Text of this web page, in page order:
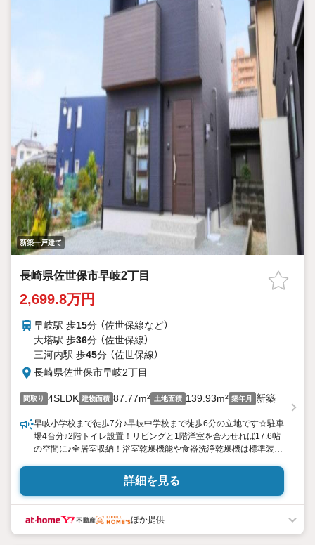
新築一戸建て
長崎県佐世保市早岐2丁目
2,699.8万円
早岐駅 歩15分 （佐世保線など）
大塔駅 歩36分 （佐世保線）
三河内駅 歩45分 （佐世保線）
長崎県佐世保市早岐2丁目
間取り 4SLDK 建物面積 87.77m² 土地面積 139.93m² 築年月 新築
早岐小学校まで徒歩7分♪早岐中学校まで徒歩6分の立地です☆駐車
場4台分♪2階トイレ設置！リビングと1階洋室を合わせれば17.6帖
の空間に♪全居室収納！浴室乾燥機能や食器洗浄乾燥機は標準装
・佐世保市立早岐小学校まで徒歩7分（537m）
・ドラッグストアモリ早苗店まで車で2分（400m）
詳細を見る
ほか提供